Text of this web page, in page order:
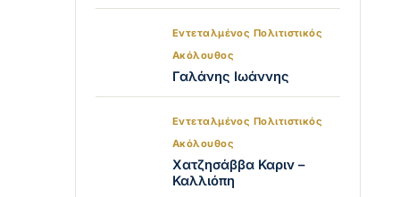
Εντεταλμένος Πολιτιστικός
Ακόλουθος
Γαλάνης Ιωάννης
Εντεταλμένος Πολιτιστικός
Ακόλουθος
Χατζησάββα Καριν –
Καλλιόπη